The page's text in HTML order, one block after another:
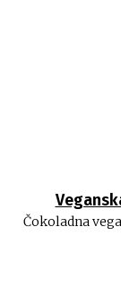
Čokoladna